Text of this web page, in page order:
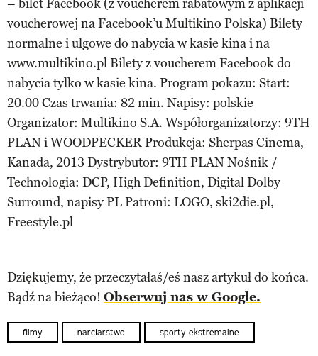
– bilet Facebook (z voucherem rabatowym z aplikacji
voucherowej na Facebook’u Multikino Polska) Bilety
normalne i ulgowe do nabycia w kasie kina i na
www.multikino.pl Bilety z voucherem Facebook do
nabycia tylko w kasie kina. Program pokazu: Start:
20.00 Czas trwania: 82 min. Napisy: polskie
Organizator: Multikino S.A. Współorganizatorzy: 9TH
PLAN i WOODPECKER Produkcja: Sherpas Cinema,
Kanada, 2013 Dystrybutor: 9TH PLAN Nośnik /
Technologia: DCP, High Definition, Digital Dolby
Surround, napisy PL Patroni: LOGO, ski2die.pl,
Freestyle.pl
Dziękujemy, że przeczytałaś/eś nasz artykuł do końca.
Bądź na bieżąco! Obserwuj nas w Google.
filmy narciarstwo sporty ekstremalne